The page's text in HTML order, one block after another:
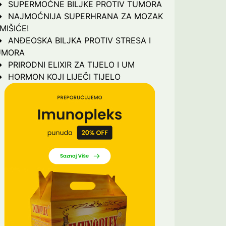
SUPERMOĆNE BILJKE PROTIV TUMORA
NAJMOĆNIJA SUPERHRANA ZA MOZAK
ANĐEOSKA BILJKA PROTIV STRESA I
PRIRODNI ELIXIR ZA TIJELO I UM
HORMON KOJI LIJEČI TIJELO